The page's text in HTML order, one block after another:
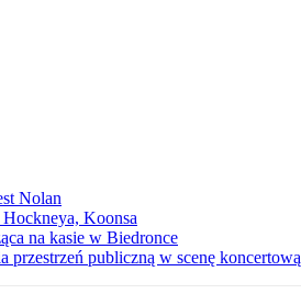
Nolan
Koonsa
na kasie w Biedronce
publiczną w scenę koncertową